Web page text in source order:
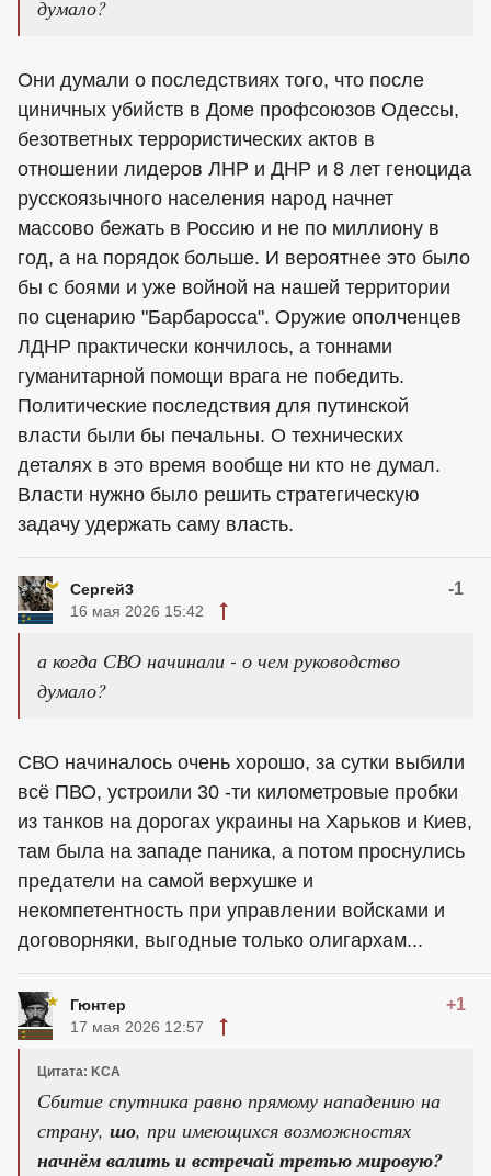
думало?
Они думали о последствиях того, что после
циничных убийств в Доме профсоюзов Одессы,
безответных террористических актов в
отношении лидеров ЛНР и ДНР и 8 лет геноцида
русскоязычного населения народ начнет
массово бежать в Россию и не по миллиону в
год, а на порядок больше. И вероятнее это было
бы с боями и уже войной на нашей территории
по сценарию "Барбаросса". Оружие ополченцев
ЛДНР практически кончилось, а тоннами
гуманитарной помощи врага не победить.
Политические последствия для путинской
власти были бы печальны. О технических
деталях в это время вообще ни кто не думал.
Власти нужно было решить стратегическую
задачу удержать саму власть.
Сергей3 -1
16 мая 2026 15:42
а когда СВО начинали - о чем руководство
думало?
СВО начиналось очень хорошо, за сутки выбили
всё ПВО, устроили 30 -ти километровые пробки
из танков на дорогах украины на Харьков и Киев,
там была на западе паника, а потом проснулись
предатели на самой верхушке и
некомпетентность при управлении войсками и
договорняки, выгодные только олигархам...
Гюнтер +1
17 мая 2026 12:57
Цитата: KCA
Сбитие спутника равно прямому нападению на
страну, шо, при имеющихся возможностях
начнём валить и встречай третью мировую?